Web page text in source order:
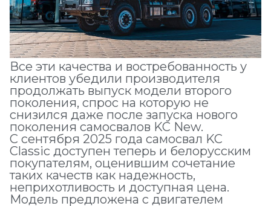
Все эти качества и востребованность у
клиентов убедили производителя
продолжать выпуск модели второго
поколения, спрос на которую не
снизился даже после запуска нового
поколения самосвалов KC New.
С сентября 2025 года самосвал KC
Classic доступен теперь и белорусским
покупателям, оценившим сочетание
таких качеств как надежность,
неприхотливость и доступная цена.
Модель предложена с двигателем